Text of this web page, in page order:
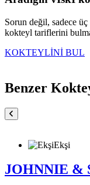
Sorun değil, sadece
kokteyl tariflerini
KOKTEYLİNİ BUL
Benzer
Ekşi
JOHNNIE &